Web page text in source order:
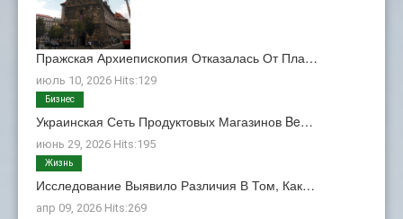
Пражская Архиепископия Отказалась От Пла…
июль 10, 2026 Hits:129
Украинская Сеть Продуктовых Магазинов Be…
июнь 29, 2026 Hits:195
Бизнес
Исследование Выявило Различия В Том, Как…
апр 09, 2026 Hits:269
Жизнь